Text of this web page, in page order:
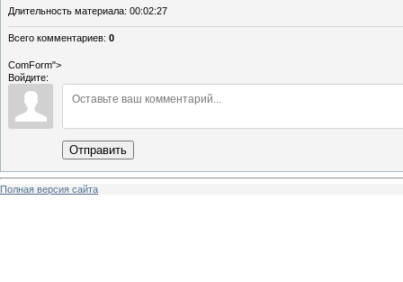
Длительность материала: 00:02:27
Всего комментариев: 0
ComForm">
Войдите:
Отправить
Полная версия сайта